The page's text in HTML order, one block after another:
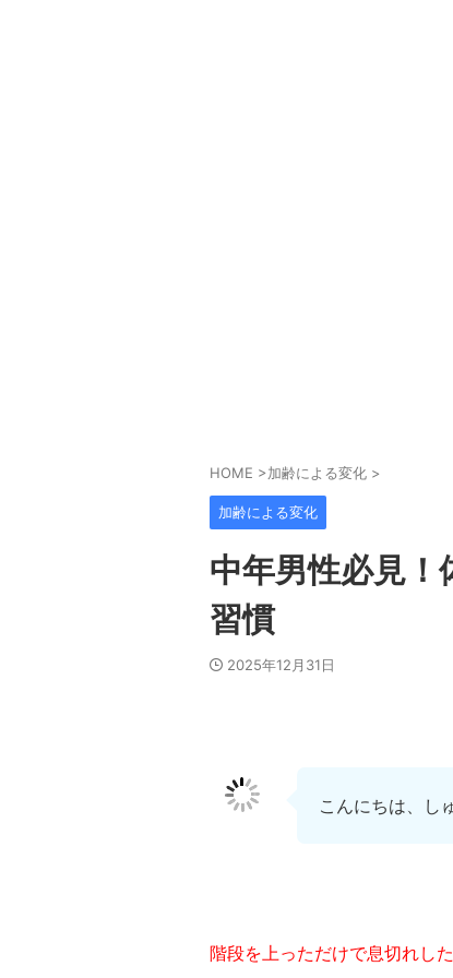
HOME >加齢による変化 >
加齢による変化
中年男性必見
習慣
2025年12月31日
こんにちは、し
階段を上っただけで息切れし